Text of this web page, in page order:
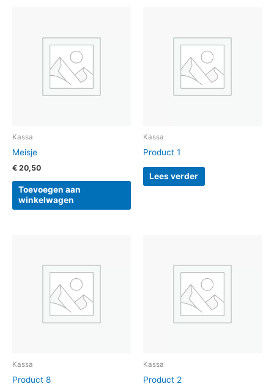
Kassa
Meisje
€ 20,50
Toevoegen aan
winkelwagen
Kassa
Product 1
Lees verder
Kassa
Product 8
Kassa
Product 2